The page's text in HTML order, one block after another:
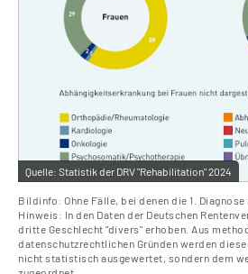
Quelle: Statistik der DRV "Rehabilitation" 2024
Bildinfo: Ohne Fälle, bei denen die 1.
Hinweis: In den Daten der Deutschen
dritte Geschlecht "divers" erhoben. Aus
datenschutzrechtlichen Gründen werden
nicht statistisch ausgewertet, sondern dem